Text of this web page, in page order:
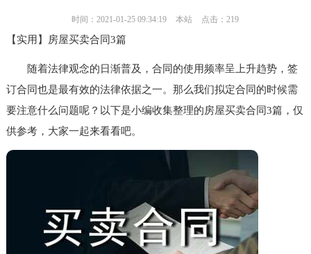
时间：2021-01-25 09:34:19 本站 点击：219
【实用】房屋买卖合同3篇
随着法律观念的日渐普及，合同的使用频率呈上升趋势，签
订合同也是最有效的法律依据之一。那么我们拟定合同的时候需
要注意什么问题呢？以下是小编收集整理的房屋买卖合同3篇，仅
供参考，大家一起来看看吧。